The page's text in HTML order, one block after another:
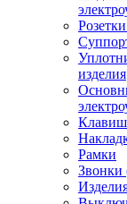
изделия
Рамки
Звонки